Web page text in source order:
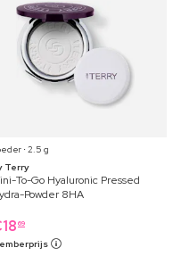
⋅ 2.5 g
Terry
To-Go Hyaluronic Pressed
Powder 8HA
18 69